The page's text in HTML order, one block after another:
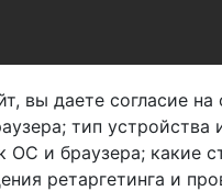
Мы в
вы даете согласие
тип устройства
ОС и браузера; какие
ретаргетинга и